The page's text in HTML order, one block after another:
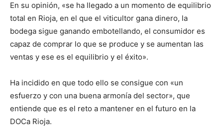
En su opinión, «se ha llegado a un momento de equilibrio
total en Rioja, en el que el viticultor gana dinero, la
bodega sigue ganando embotellando, el consumidor es
capaz de comprar lo que se produce y se aumentan las
ventas y ese es el equilibrio y el éxito».
Ha incidido en que todo ello se consigue con «un
esfuerzo y con una buena armonía del sector», que
entiende que es el reto a mantener en el futuro en la
DOCa Rioja.